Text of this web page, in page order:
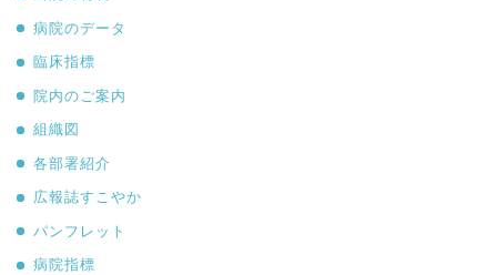
病院のデータ
臨床指標
院内のご案内
組織図
各部署紹介
広報誌すこやか
パンフレット
病院指標